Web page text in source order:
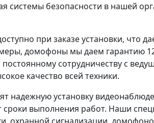
системы безопасности в нашей
при заказе установки, что
домофоны мы даем гарантию
сотрудничеству с
качество всей техники.
надежную установку
сроки выполнения работ. Наши